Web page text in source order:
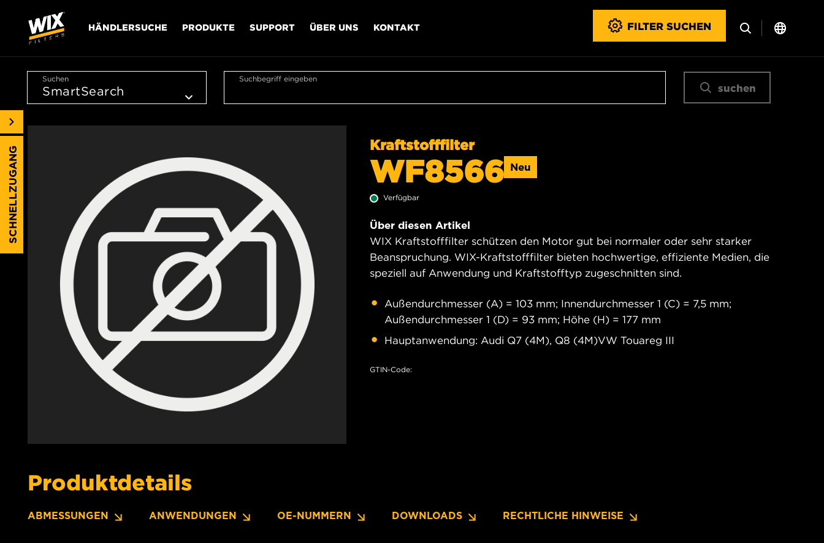
HÄNDLERSUCHE PRODUKTE SUPPORT ÜBER UNS KONTAKT FILTER SUCHEN
Suchen Suchbegriff eingeben
suchen
Kraftstofffilter
WF8566 Neu
Verfügbar
Über diesen Artikel
WIX Kraftstofffilter schützen den Motor gut bei normaler oder sehr starker
Beanspruchung. WIX-Kraftstofffilter bieten hochwertige, effiziente Medien, die
speziell auf Anwendung und Kraftstofftyp zugeschnitten sind.
Außendurchmesser (A) = 103 mm; Innendurchmesser 1 (C) = 7,5 mm;
Außendurchmesser 1 (D) = 93 mm; Höhe (H) = 177 mm
Hauptanwendung: Audi Q7 (4M), Q8 (4M)VW Touareg III
GTIN-Code:
Produktdetails
ABMESSUNGEN ANWENDUNGEN OE-NUMMERN DOWNLOADS RECHTLICHE HINWEISE
SCHNELLZUGANG